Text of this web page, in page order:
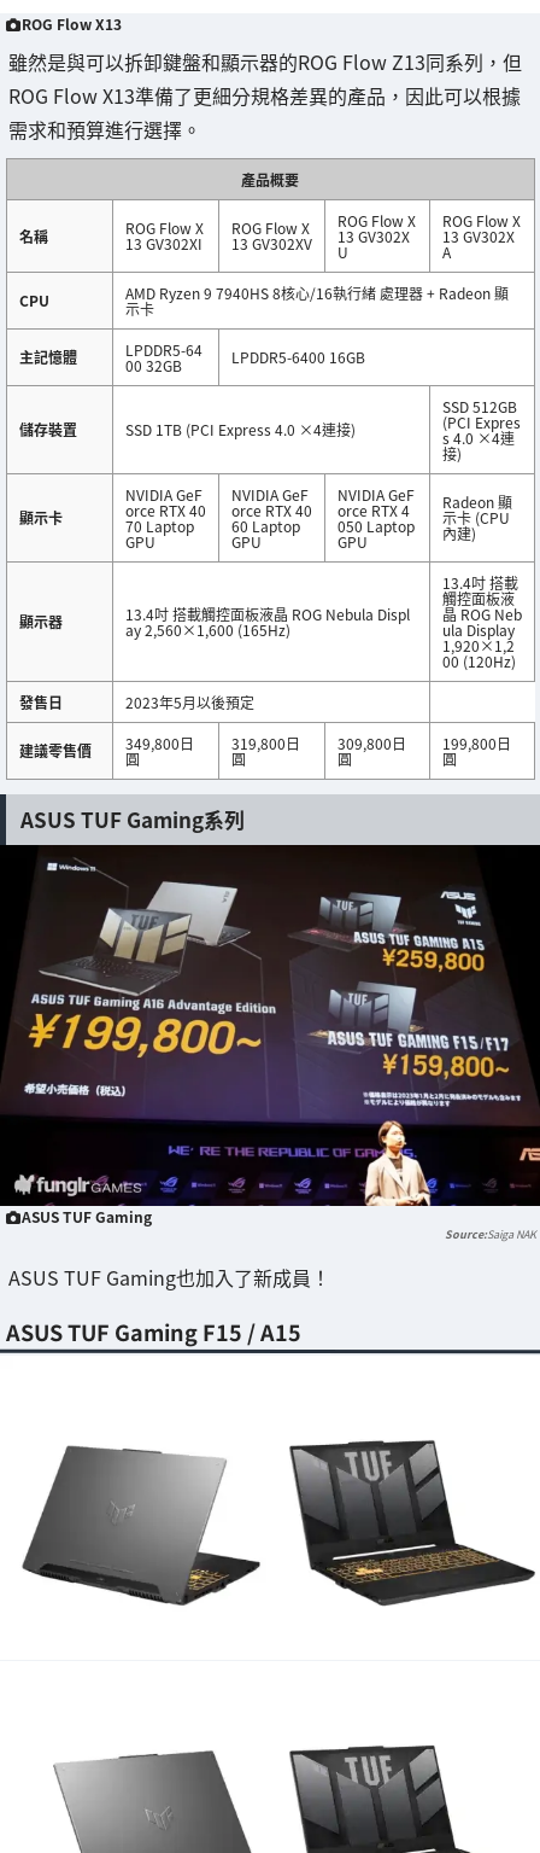
ROG Flow X13
雖然是與可以拆卸鍵盤和顯示器的ROG Flow Z13同系列，但
ROG Flow X13準備了更細分規格差異的產品，因此可以根據
需求和預算進行選擇。
產品概要
名稱 ROG Flow X
13 GV302XI
ROG Flow X
13 GV302XV
ROG Flow X
13 GV302X
U
ROG Flow X
13 GV302X
A
CPU AMD Ryzen 9 7940HS 8核心/16執行緒 處理器 + Radeon 顯
示卡
主記憶體 LPDDR5-64
00 32GB LPDDR5-6400 16GB
儲存裝置 SSD 1TB (PCI Express 4.0 ×4連接)
SSD 512GB
(PCI Expres
s 4.0 ×4連
接)
顯示卡
NVIDIA GeF
orce RTX 40
70 Laptop
GPU
NVIDIA GeF
orce RTX 40
60 Laptop
GPU
NVIDIA GeF
orce RTX 4
050 Laptop
GPU
Radeon 顯
示卡 (CPU
內建)
顯示器 13.4吋 搭載觸控面板液晶 ROG Nebula Displ
ay 2,560×1,600 (165Hz)
13.4吋 搭載
觸控面板液
晶 ROG Neb
ula Display
1,920×1,2
00 (120Hz)
發售日
2023年5月以後預定
建議零售價 349,800日
圓
319,800日
圓
309,800日
圓
199,800日
圓
ASUS TUF Gaming系列
ASUS TUF Gaming
Saiga NAK
ASUS TUF Gaming也加入了新成員！
ASUS TUF Gaming F15 / A15